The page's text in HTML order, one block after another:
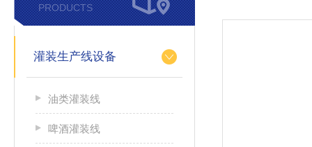
PRODUCTS
灌装生产线设备
油类灌装线
啤酒灌装线